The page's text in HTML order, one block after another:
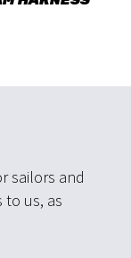
sailors and
us, as